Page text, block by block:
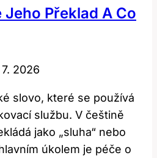
Překlad A Co
7. 2026
slovo, které se používá
službu. V češtině
jako „sluha“ nebo
úkolem je péče o